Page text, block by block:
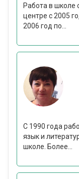
Работа в школе
центре с 2005
2006 год по...
С 1990 года
язык и
школе. Более...